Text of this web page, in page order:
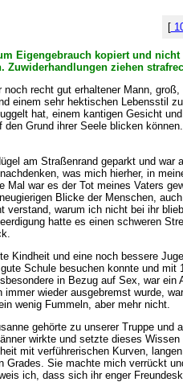
[
Eigengebrauch kopiert und
Zuwiderhandlungen ziehen
noch recht gut erhaltener Mann,
einem sehr hektischen Lebensstil
hat, einem kantigen Gesicht
den Grund ihrer Seele blicken
am Straßenrand geparkt und
was mich hierher, in
Mal war es der Tot meines Vaters
Blicke der Menschen,
verstand, warum ich nicht bei ihr
hatte es einen schweren
Kindheit und eine noch bessere
Schule besuchen konnte und
in Bezug auf Sex, war
immer wieder ausgebremst wurde,
wenig Fummeln, aber mehr nicht.
gehörte zu unserer Truppe
wirkte und setzte dieses
mit verführerischen Kurven,
Grades. Sie machte mich verrückt
ich, dass sich ihr enger